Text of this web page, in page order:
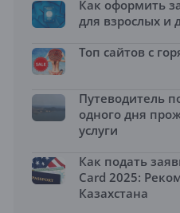
Как оформить
для взрослых и
Топ сайтов с
Путеводитель
одного дня
услуги
Как подать
Card 2025:
Казахстана